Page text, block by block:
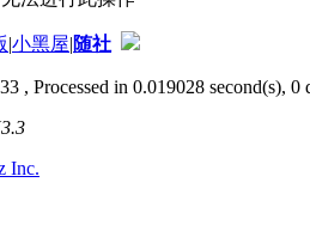
|小黑屋|随社
, Processed in 0.019028 second(s), 0
Inc.